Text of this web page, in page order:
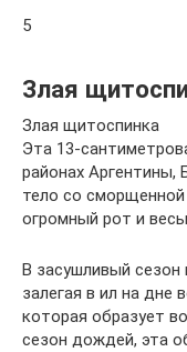
5
Злая
Злая щитоспинка
Эта 13-
районах Аргентины,
тело со сморщенной
огромный рот и
В засушливый сезон
залегая в ил на дне
которая образует
сезон дождей, эта